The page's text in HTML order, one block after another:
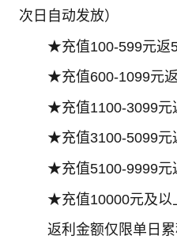
次日自动发放）
★充值100-599元返
★充值600-1099元
★充值1100-3099元
★充值3100-5099元
★充值5100-9999元
★充值10000元及以
返利金额仅限单日累